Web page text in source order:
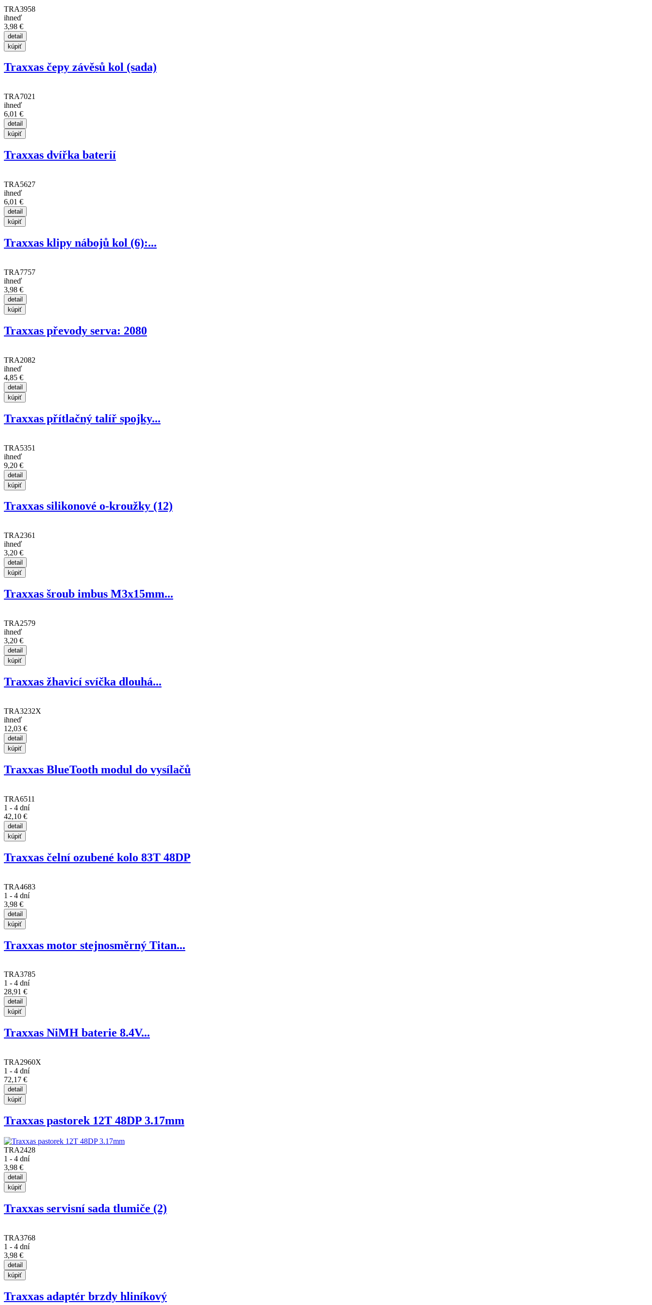
TRA3958
ihneď
3,98 €
Traxxas čepy závěsů kol (sada)
TRA7021
ihneď
6,01 €
Traxxas dvířka baterií
TRA5627
ihneď
6,01 €
Traxxas klipy nábojů kol (6):...
TRA7757
ihneď
3,98 €
Traxxas převody serva: 2080
TRA2082
ihneď
4,85 €
Traxxas přítlačný talíř spojky...
TRA5351
ihneď
9,20 €
Traxxas silikonové o-kroužky (12)
TRA2361
ihneď
3,20 €
Traxxas šroub imbus M3x15mm...
TRA2579
ihneď
3,20 €
Traxxas žhavicí svíčka dlouhá...
TRA3232X
ihneď
12,03 €
Traxxas BlueTooth modul do vysílačů
TRA6511
1 - 4 dní
42,10 €
Traxxas čelní ozubené kolo 83T 48DP
TRA4683
1 - 4 dní
3,98 €
Traxxas motor stejnosměrný Titan...
TRA3785
1 - 4 dní
28,91 €
Traxxas NiMH baterie 8.4V...
TRA2960X
1 - 4 dní
72,17 €
Traxxas pastorek 12T 48DP 3.17mm
TRA2428
1 - 4 dní
3,98 €
Traxxas servisní sada tlumiče (2)
TRA3768
1 - 4 dní
3,98 €
Traxxas adaptér brzdy hliníkový